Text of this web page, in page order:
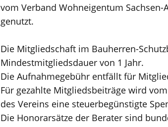
vom Verband Wohneigentum
genutzt.
Die Mitgliedschaft im Bauherren-
Mindestmitgliedsdauer von 1 Jahr.
Die Aufnahmegebühr entfällt für
Für gezahlte Mitgliedsbeiträge wird
des Vereins eine steuerbegünstigte
Die Honorarsätze der Berater sind